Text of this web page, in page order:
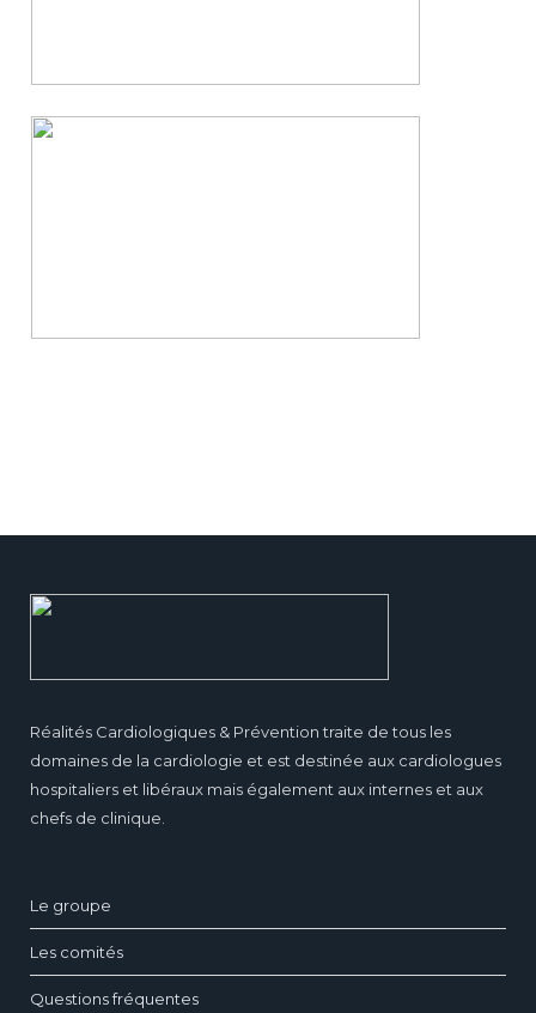
Réalités Cardiologiques & Prévention traite de tous les
domaines de la cardiologie et est destinée aux cardiologues
hospitaliers et libéraux mais également aux internes et aux
chefs de clinique.
Le groupe
Les comités
Questions fréquentes